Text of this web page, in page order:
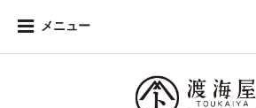
メニュー